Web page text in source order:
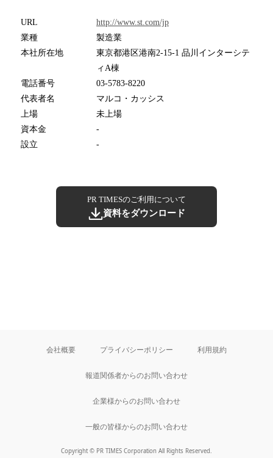
URL
http://www.st.com/jp
業種
製造業
本社所在地
東京都港区港南2-15-1 品川インターシテ
ィA棟
電話番号
03-5783-8220
代表者名
マルコ・カッシス
上場
未上場
資本金
-
設立
-
PR TIMESのご利用について
資料をダウンロード
会社概要 プライバシーポリシー 利用規約
報道関係者からのお問い合わせ
企業様からのお問い合わせ
一般の皆様からのお問い合わせ
Copyright © PR TIMES Corporation All Rights Reserved.